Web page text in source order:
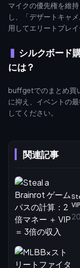
関連記事
マイクの優先権を維
し、「デザートキャ
用してエリートプレ
シルクボード
には？
buffgetでのまとめ買
に抑え、イベントの
してください。